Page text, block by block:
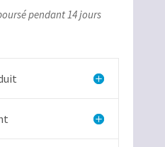
pendant 14 jours